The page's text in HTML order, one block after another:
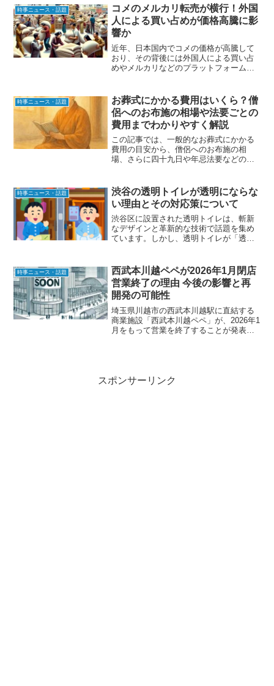
疑問の声が上がっています。この記事で
は、紙ストローとプラ...
時事ニュース・話題
コメのメルカリ転売が横行！外国
人による買い占めが価格高騰に影
響か
近年、日本国内でコメの価格が高騰して
おり、その背後には外国人による買い占
めやメルカリなどのプラットフォームを
人などの外国人が市場に積極的に関与し
ており、一般消費者に影響を...
時事ニュース・話題
お葬式にかかる費用はいくら？僧
侶へのお布施の相場や法要ごとの
費用までわかりやすく解説
この記事では、一般的なお葬式にかかる
費用の目安から、僧侶へのお布施の相
場、さらに四十九日や年忌法要などの将
で安心につながります。葬儀を考え始め
た方や、将来に備えたい方に...
時事ニュース・話題
渋谷の透明トイレが透明にならな
い理由とその対応策について
渋谷区に設置された透明トイレは、斬新
なデザインと革新的な技術で話題を集め
ています。しかし、透明トイレが「透明
トイレは、通常、鍵をかけるとガラスが
曇りガラスになり、外から...
時事ニュース・話題
西武本川越ペペが2026年1月閉店
営業終了の理由 今後の影響と再
開発の可能性
埼玉県川越市の西武本川越駅に直結する
商業施設「西武本川越ペペ」が、2026年1
月をもって営業を終了することが発表さ
スポンサーリンク